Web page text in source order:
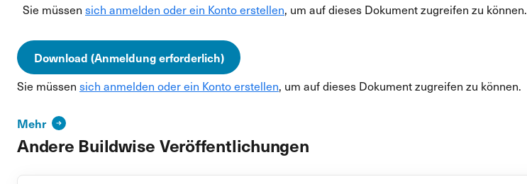
Sie müssen sich anmelden oder ein Konto erstellen, um auf dieses Dokument zugreifen zu können.
Download (Anmeldung erforderlich)
Sie müssen sich anmelden oder ein Konto erstellen, um auf dieses Dokument zugreifen zu können.
Mehr
Andere Buildwise Veröffentlichungen